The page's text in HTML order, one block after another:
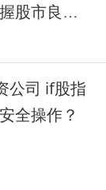
股市良
全操作？